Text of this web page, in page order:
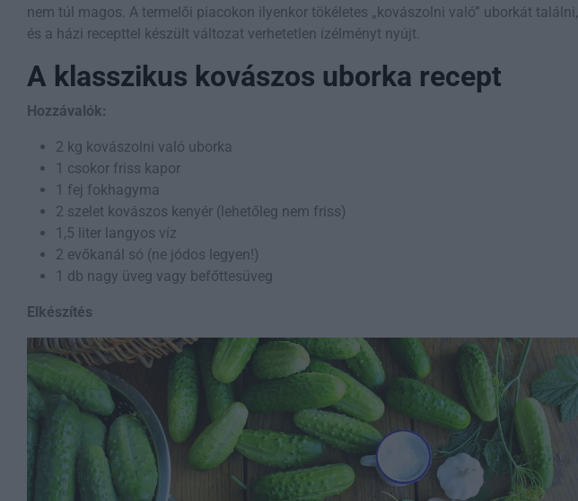
nem túl magos. A termelői piacokon ilyenkor tökéletes „kovászolni való” uborkát találni,
és a házi recepttel készült változat verhetetlen ízélményt nyújt.
A klasszikus kovászos uborka recept
Hozzávalók:
2 kg kovászolni való uborka
1 csokor friss kapor
1 fej fokhagyma
2 szelet kovászos kenyér (lehetőleg nem friss)
1,5 liter langyos víz
2 evőkanál só (ne jódos legyen!)
1 db nagy üveg vagy befőttesüveg
Elkészítés